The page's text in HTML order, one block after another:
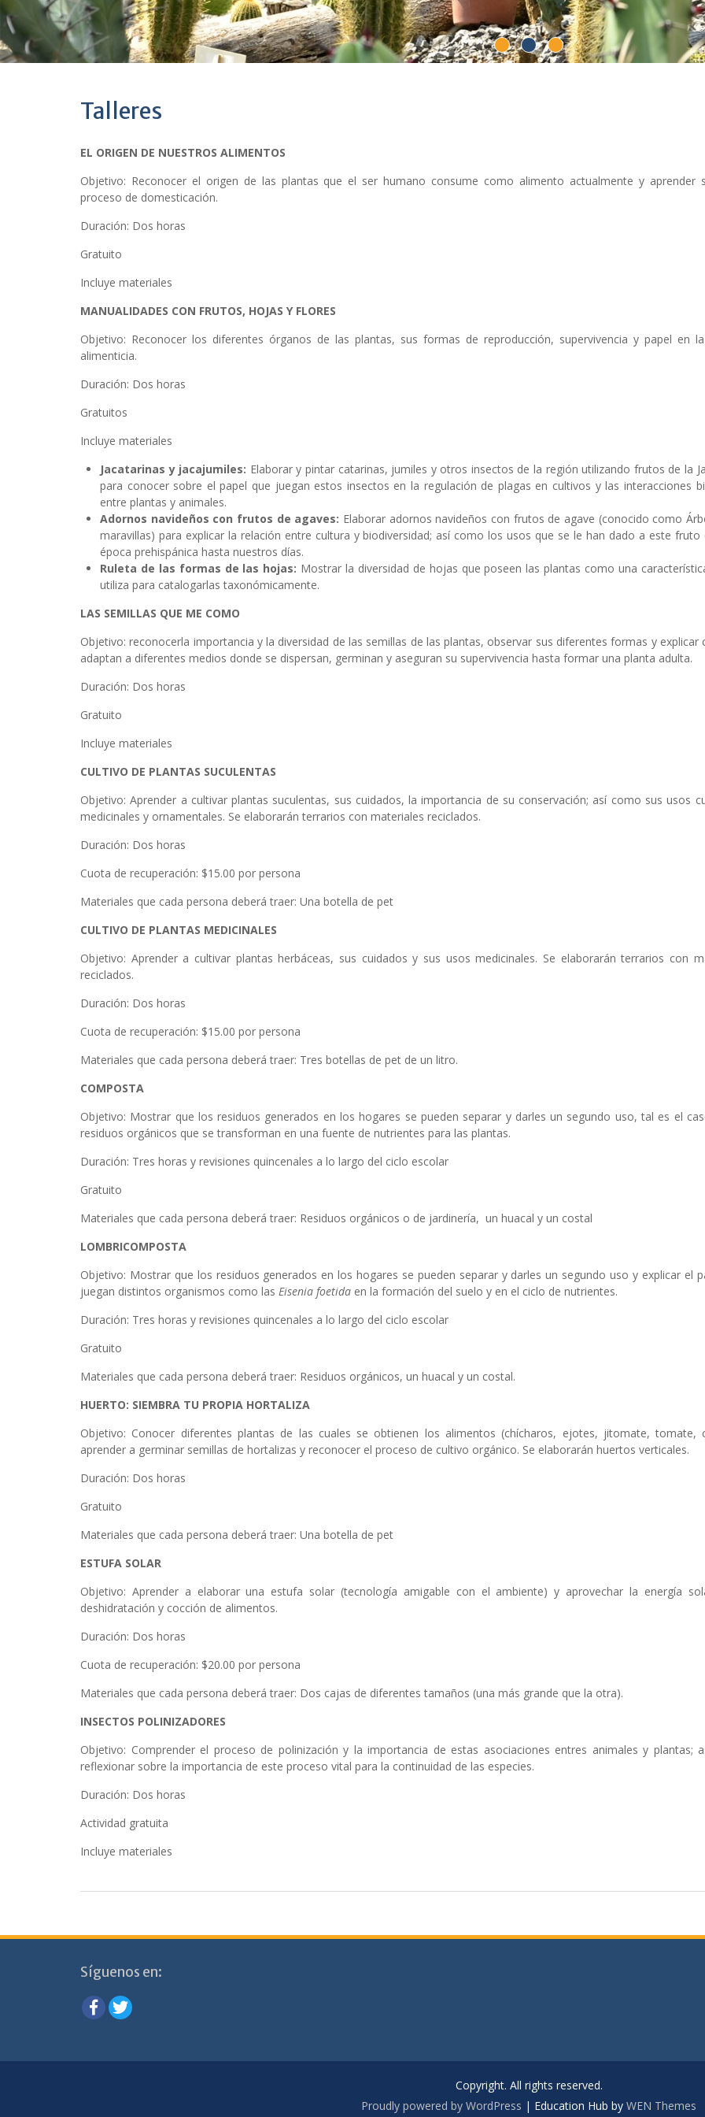
Talleres
EL ORIGEN DE NUESTROS ALIMENTOS
Objetivo: Reconocer el origen de las plantas que el ser humano consume como alimento actualmente y aprender
proceso de domesticación.
Duración: Dos horas
Gratuito
Incluye materiales
MANUALIDADES CON FRUTOS, HOJAS Y FLORES
Objetivo: Reconocer los diferentes órganos de las plantas, sus formas de reproducción, supervivencia y papel en
alimenticia.
Duración: Dos horas
Gratuitos
Incluye materiales
Jacatarinas y jacajumiles: Elaborar y pintar catarinas, jumiles y otros insectos de la región utilizando frutos de la
para conocer sobre el papel que juegan estos insectos en la regulación de plagas en cultivos y las interacciones
entre plantas y animales.
Adornos navideños con frutos de agaves: Elaborar adornos navideños con frutos de agave (conocido como
maravillas) para explicar la relación entre cultura y biodiversidad; así como los usos que se le han dado a este fruto
época prehispánica hasta nuestros días.
Ruleta de las formas de las hojas: Mostrar la diversidad de hojas que poseen las plantas como una
utiliza para catalogarlas taxonómicamente.
LAS SEMILLAS QUE ME COMO
Objetivo: reconocerla importancia y la diversidad de las semillas de las plantas, observar sus diferentes formas y explicar
adaptan a diferentes medios donde se dispersan, germinan y aseguran su supervivencia hasta formar una planta adulta.
Duración: Dos horas
Gratuito
Incluye materiales
CULTIVO DE PLANTAS SUCULENTAS
Objetivo: Aprender a cultivar plantas suculentas, sus cuidados, la importancia de su conservación; así como sus usos
medicinales y ornamentales. Se elaborarán terrarios con materiales reciclados.
Duración: Dos horas
Cuota de recuperación: $15.00 por persona
Materiales que cada persona deberá traer: Una botella de pet
CULTIVO DE PLANTAS MEDICINALES
Objetivo: Aprender a cultivar plantas herbáceas, sus cuidados y sus usos medicinales. Se elaborarán terrarios con
reciclados.
Duración: Dos horas
Cuota de recuperación: $15.00 por persona
Materiales que cada persona deberá traer: Tres botellas de pet de un litro.
COMPOSTA
Objetivo: Mostrar que los residuos generados en los hogares se pueden separar y darles un segundo uso, tal es el
residuos orgánicos que se transforman en una fuente de nutrientes para las plantas.
Duración: Tres horas y revisiones quincenales a lo largo del ciclo escolar
Gratuito
Materiales que cada persona deberá traer: Residuos orgánicos o de jardinería, un huacal y un costal
LOMBRICOMPOSTA
Objetivo: Mostrar que los residuos generados en los hogares se pueden separar y darles un segundo uso y explicar el
juegan distintos organismos como las Eisenia foetida en la formación del suelo y en el ciclo de nutrientes.
Duración: Tres horas y revisiones quincenales a lo largo del ciclo escolar
Gratuito
Materiales que cada persona deberá traer: Residuos orgánicos, un huacal y un costal.
HUERTO: SIEMBRA TU PROPIA HORTALIZA
Objetivo: Conocer diferentes plantas de las cuales se obtienen los alimentos (chícharos, ejotes, jitomate, tomate,
aprender a germinar semillas de hortalizas y reconocer el proceso de cultivo orgánico. Se elaborarán huertos verticales.
Duración: Dos horas
Gratuito
Materiales que cada persona deberá traer: Una botella de pet
ESTUFA SOLAR
Objetivo: Aprender a elaborar una estufa solar (tecnología amigable con el ambiente) y aprovechar la energía
deshidratación y cocción de alimentos.
Duración: Dos horas
Cuota de recuperación: $20.00 por persona
Materiales que cada persona deberá traer: Dos cajas de diferentes tamaños (una más grande que la otra).
INSECTOS POLINIZADORES
Objetivo: Comprender el proceso de polinización y la importancia de estas asociaciones entres animales y plantas;
reflexionar sobre la importancia de este proceso vital para la continuidad de las especies.
Duración: Dos horas
Actividad gratuita
Incluye materiales
Síguenos en:
Copyright. All rights reserved.
Proudly powered by WordPress | Education Hub by WEN Themes